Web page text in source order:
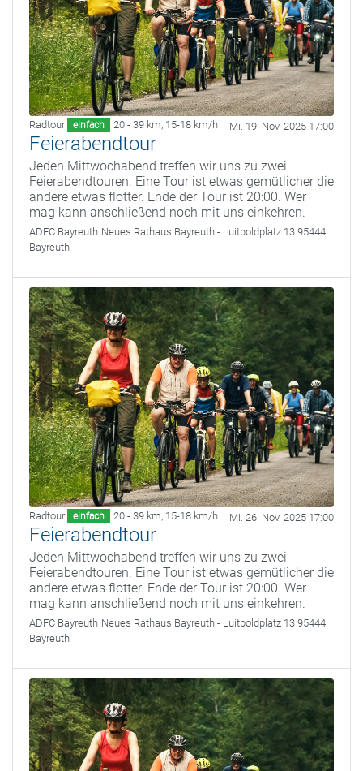
Radtour einfach 20 - 39 km, 15-18 km/h Mi. 19. Nov. 2025 17:00
Feierabendtour
Jeden Mittwochabend treffen wir uns zu zwei
Feierabendtouren. Eine Tour ist etwas gemütlicher die
andere etwas flotter. Ende der Tour ist 20:00. Wer
mag kann anschließend noch mit uns einkehren.
ADFC Bayreuth Neues Rathaus Bayreuth - Luitpoldplatz 13 95444
Bayreuth
Radtour einfach 20 - 39 km, 15-18 km/h Mi. 26. Nov. 2025 17:00
Feierabendtour
Jeden Mittwochabend treffen wir uns zu zwei
Feierabendtouren. Eine Tour ist etwas gemütlicher die
andere etwas flotter. Ende der Tour ist 20:00. Wer
mag kann anschließend noch mit uns einkehren.
ADFC Bayreuth Neues Rathaus Bayreuth - Luitpoldplatz 13 95444
Bayreuth